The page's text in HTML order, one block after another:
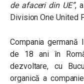
de afaceri din UE”,
Division One United
Compania
de 18 ani în
dezvoltare, cu
organică a